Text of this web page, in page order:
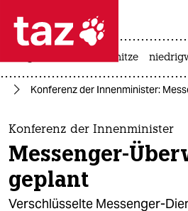
 taz zahl ich
taz zahl ich
themen
politik
öko
hitze
Konferenz der Innenminister:
Konferenz der Innenminister
Messenger-
geplant
Verschlüsselte Messenger-